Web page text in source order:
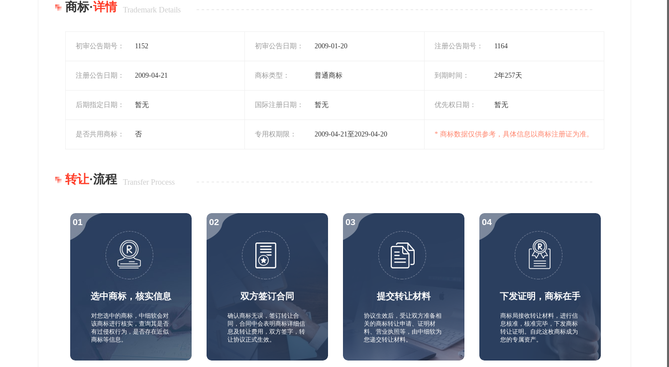
商标·详情 Trademark Details
初审公告期号： 1152 初审公告日期： 2009-01-20 注册公告期号： 1164
注册公告日期： 2009-04-21 商标类型： 普通商标 到期时间： 2年257天
后期指定日期： 暂无 国际注册日期： 暂无 优先权日期： 暂无
是否共用商标： 否 专用权期限： 2009-04-21至2029-04-20 * 商标数据仅供参考，具体信息以商标注册证为准。
转让·流程 Transfer Process
选中商标，核实信息
对您选中的商标，中细软会对
该商标进行核实，查询其是否
有过侵权行为，是否存在近似
商标等信息。
双方签订合同
确认商标无误，签订转让合
同，合同中会表明商标详细信
息及转让费用，双方签字，转
让协议正式生效。
提交转让材料
协议生效后，受让双方准备相
关的商标转让申请、证明材
料、营业执照等，由中细软为
您递交转让材料。
下发证明，商标在手
商标局接收转让材料，进行信
息核准，核准完毕，下发商标
转让证明。自此这枚商标成为
您的专属资产。